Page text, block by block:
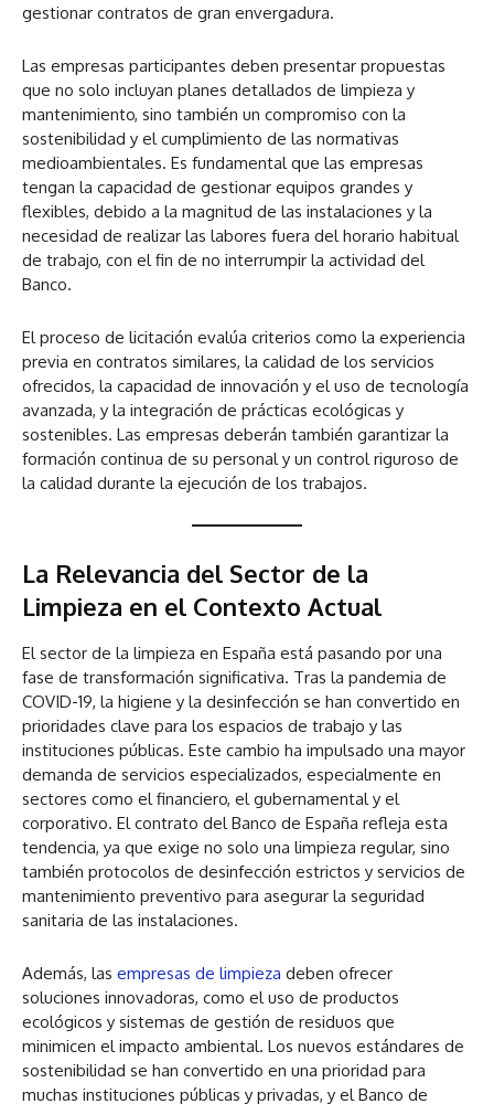
gestionar contratos de gran envergadura.
Las empresas participantes deben presentar propuestas
que no solo incluyan planes detallados de limpieza y
mantenimiento, sino también un compromiso con la
sostenibilidad y el cumplimiento de las normativas
medioambientales. Es fundamental que las empresas
tengan la capacidad de gestionar equipos grandes y
flexibles, debido a la magnitud de las instalaciones y la
necesidad de realizar las labores fuera del horario habitual
de trabajo, con el fin de no interrumpir la actividad del
Banco.
El proceso de licitación evalúa criterios como la experiencia
previa en contratos similares, la calidad de los servicios
ofrecidos, la capacidad de innovación y el uso de tecnología
avanzada, y la integración de prácticas ecológicas y
sostenibles. Las empresas deberán también garantizar la
formación continua de su personal y un control riguroso de
la calidad durante la ejecución de los trabajos.
La Relevancia del Sector de la
Limpieza en el Contexto Actual
El sector de la limpieza en España está pasando por una
fase de transformación significativa. Tras la pandemia de
COVID-19, la higiene y la desinfección se han convertido en
prioridades clave para los espacios de trabajo y las
instituciones públicas. Este cambio ha impulsado una mayor
demanda de servicios especializados, especialmente en
sectores como el financiero, el gubernamental y el
corporativo. El contrato del Banco de España refleja esta
tendencia, ya que exige no solo una limpieza regular, sino
también protocolos de desinfección estrictos y servicios de
mantenimiento preventivo para asegurar la seguridad
sanitaria de las instalaciones.
Además, las empresas de limpieza deben ofrecer
soluciones innovadoras, como el uso de productos
ecológicos y sistemas de gestión de residuos que
minimicen el impacto ambiental. Los nuevos estándares de
sostenibilidad se han convertido en una prioridad para
muchas instituciones públicas y privadas, y el Banco de